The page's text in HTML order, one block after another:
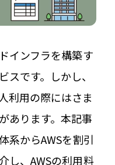
インフラを構築す
です。しかし、
利用の際にはさま
あります。本記事
系からAWSを割引
し、AWSの利用料